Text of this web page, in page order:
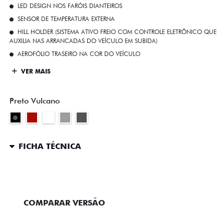
LED DESIGN NOS FARÓIS DIANTEIROS
SENSOR DE TEMPERATURA EXTERNA
HILL HOLDER (SISTEMA ATIVO FREIO COM CONTROLE ELETRÔNICO QUE
AUXILIA NAS ARRANCADAS DO VEÍCULO EM SUBIDA)
AEROFÓLIO TRASEIRO NA COR DO VEÍCULO
VER MAIS
Preto Vulcano
FICHA TÉCNICA
COMPARAR VERSÃO